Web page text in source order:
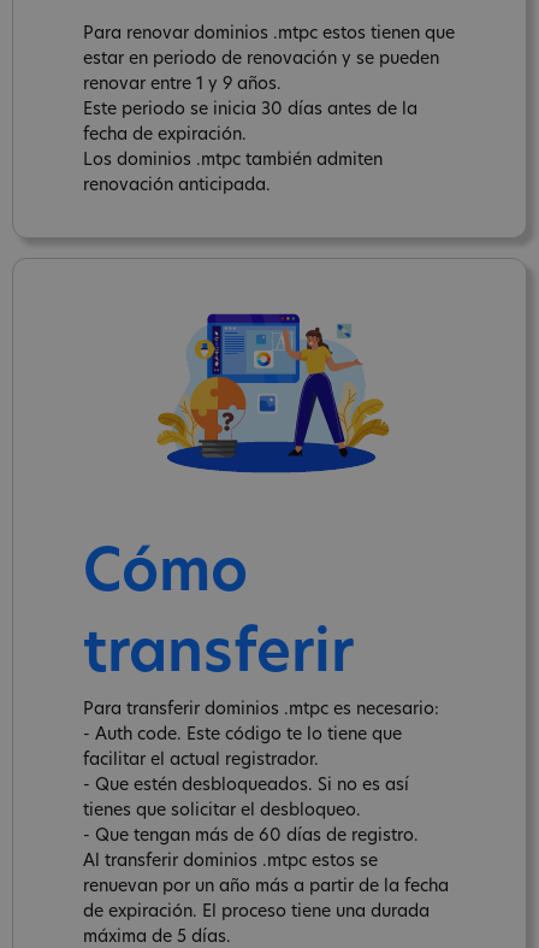
Para renovar dominios .mtpc estos tienen que
estar en periodo de renovación y se pueden
renovar entre 1 y 9 años.
Este periodo se inicia 30 días antes de la
fecha de expiración.
Los dominios .mtpc también admiten
renovación anticipada.
Cómo
transferir
Para transferir dominios .mtpc es necesario:
- Auth code. Este código te lo tiene que
facilitar el actual registrador.
- Que estén desbloqueados. Si no es así
tienes que solicitar el desbloqueo.
- Que tengan más de 60 días de registro.
Al transferir dominios .mtpc estos se
renuevan por un año más a partir de la fecha
de expiración. El proceso tiene una durada
máxima de 5 días.